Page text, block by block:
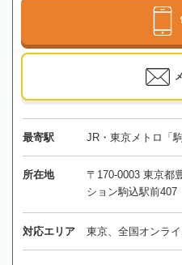
最寄駅 JR・東京メトロ「
所在地
〒170-0003 東京都
ション駒込駅前407
対応エリア 東京、全国オンラ